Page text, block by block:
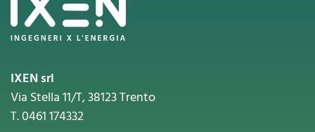
IXEN srl
Via Stella 11/T, 38123 Trento
T. 0461 174332